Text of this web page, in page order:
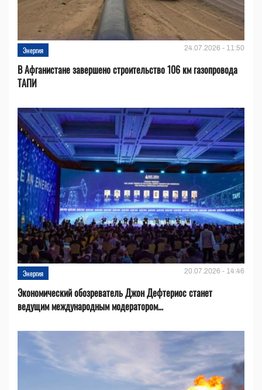
Энергия 24.07.2026 - 11:50
В Афганистане завершено строительство 106 км газопровода
ТАПИ
Энергия 20.07.2026 - 14:46
Экономический обозреватель Джон Дефтериос станет
ведущим международным модератором...